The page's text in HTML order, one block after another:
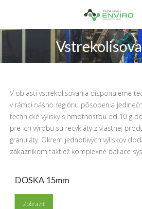
You are here:
V oblasti vstrekolisovania disponujeme
v rámci nášho regiónu pôsobenia
technické výlisky s hmotnosťou od 10 g
pre ich výrobu sú recykláty z vlastnej
granuláty. Okrem jednotlivých výliskov
zákazníkom taktiež komplexné baliace
DOSKA 15mm
Zobraziť